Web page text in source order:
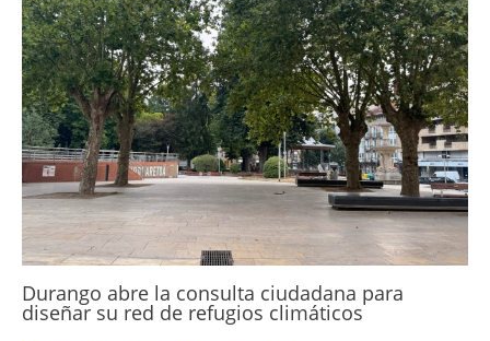
Durango abre la consulta ciudadana para
diseñar su red de refugios climáticos